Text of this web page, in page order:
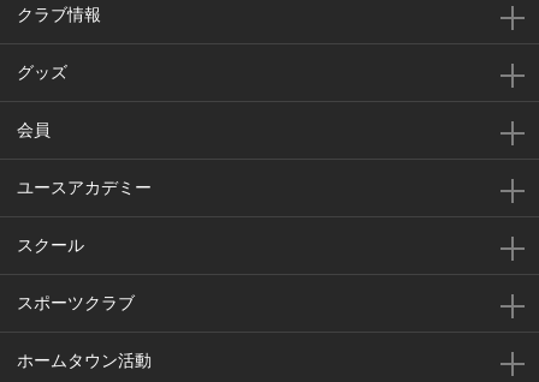
クラブ情報
グッズ
会員
ユースアカデミー
スクール
スポーツクラブ
ホームタウン活動